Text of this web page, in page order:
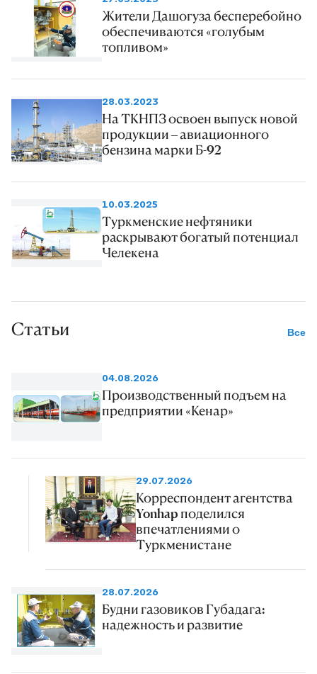
Жители Дашогуза бесперебойно
обеспечиваются «голубым
топливом»
28.03.2023
На ТКНПЗ освоен выпуск новой
продукции – авиационного
бензина марки Б-92
10.03.2025
Туркменские нефтяники
раскрывают богатый потенциал
Челекена
Статьи Все
04.08.2026
Производственный подъем на
предприятии «Кенар»
29.07.2026
Корреспондент агентства
Yonhap поделился
впечатлениями о
Туркменистане
28.07.2026
Будни газовиков Губадага:
надежность и развитие